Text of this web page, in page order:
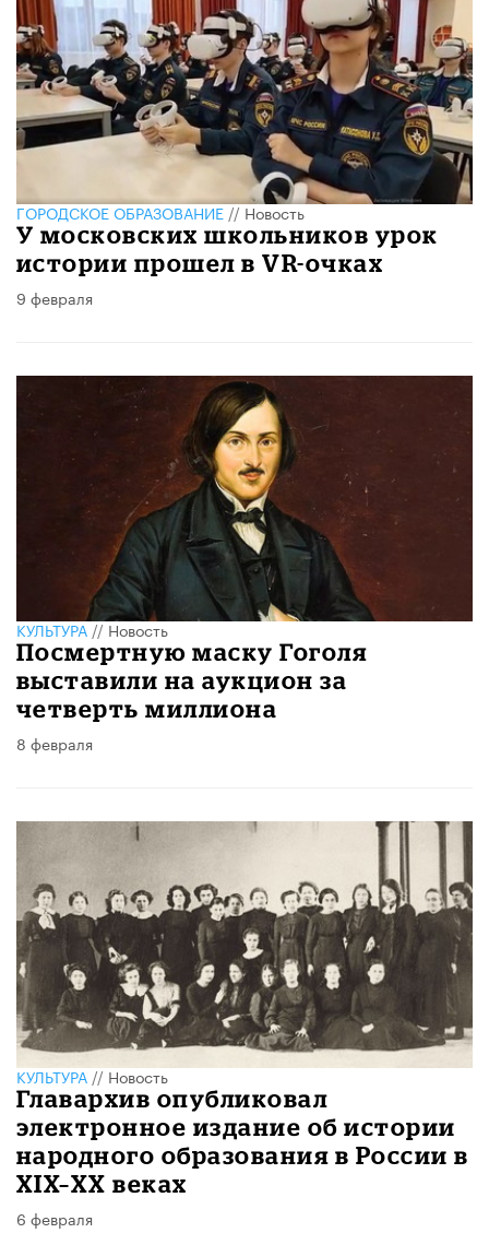
ГОРОДСКОЕ ОБРАЗОВАНИЕ//Новость
У московских школьников урок
истории прошел в VR-очках
9 февраля
КУЛЬТУРА//Новость
Посмертную маску Гоголя
выставили на аукцион за
четверть миллиона
8 февраля
КУЛЬТУРА//Новость
Главархив опубликовал
электронное издание об истории
народного образования в России в
XIX–ХХ веках
6 февраля